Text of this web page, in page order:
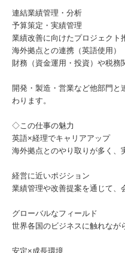
連結業績管理・分析
予算策定・実績管理
業績改善に向けたプロジェクト
海外拠点との連携（英語使用）
財務（資金運用・投資）や税務
開発・製造・営業など他部門と
わります。
◇この仕事の魅力
英語×経理でキャリアアップ
海外拠点とのやり取りが多く、
経営に近いポジション
業績管理や改善提案を通じて、
グローバルなフィールド
世界各国のビジネスに触れなが
安定×成長環境